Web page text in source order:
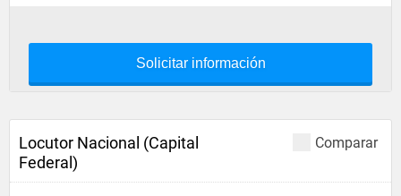
Solicitar información
Comparar
Locutor Nacional (Capital
Federal)